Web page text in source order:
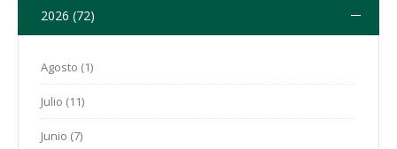
2026 (72)
Agosto (1)
Julio (11)
Junio (7)